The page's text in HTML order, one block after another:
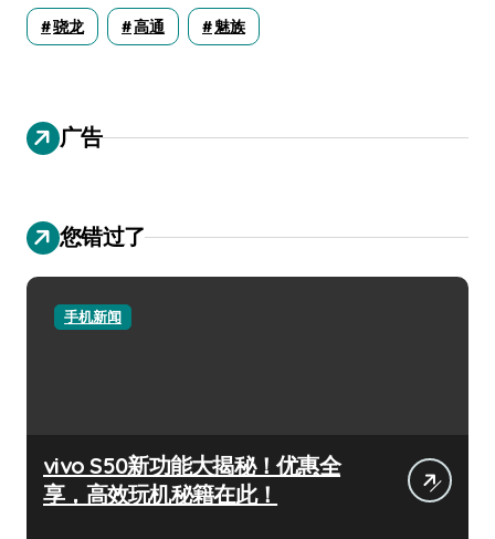
骁龙 高通 魅族
广告
您错过了
手机新闻
vivo S50新功能大揭秘！优惠全
享，高效玩机秘籍在此！